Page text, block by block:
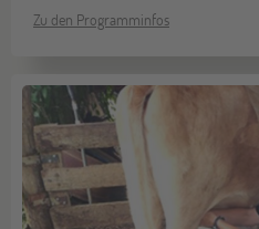
Zu den Programminfos